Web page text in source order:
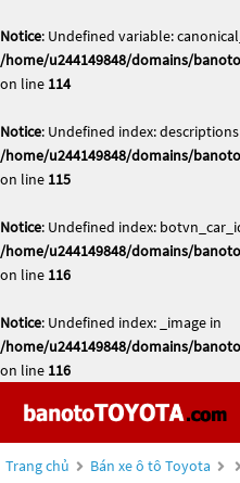
Notice: Undefined variable:
/home/u244149848/domains/
on line 114
Notice: Undefined index:
/home/u244149848/domains/
on line 115
Notice: Undefined index:
/home/u244149848/domains/
on line 116
Notice: Undefined index: _image in
/home/u244149848/domains/
on line 116
Trang chủ Bán xe ô tô Toyota